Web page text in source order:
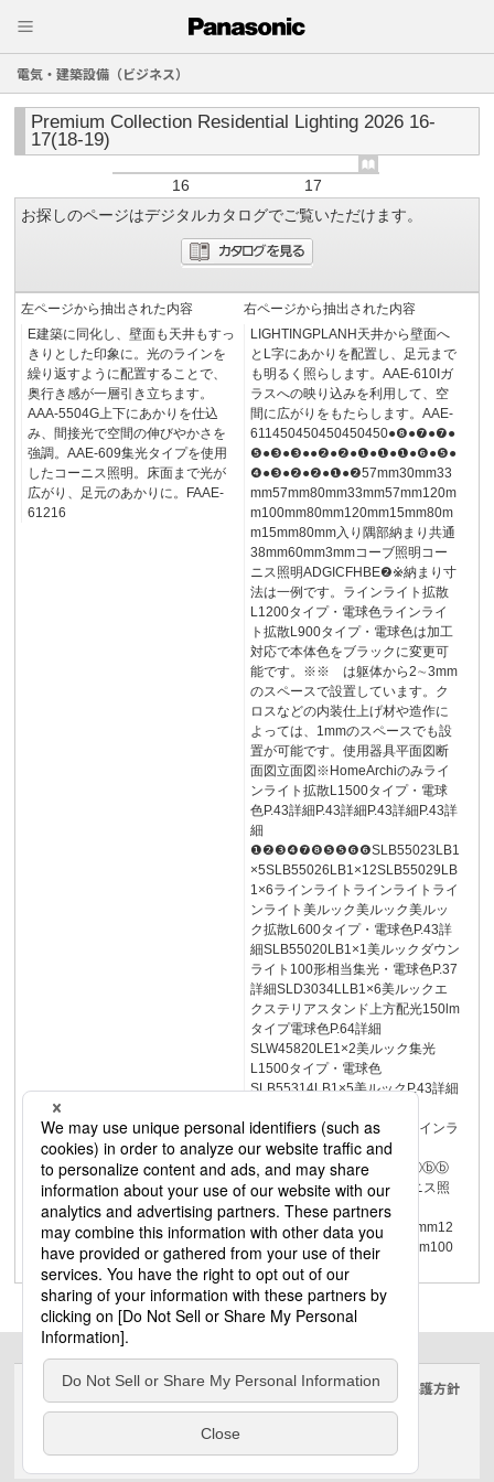
電気・建築設備（ビジネス）
Premium Collection Residential Lighting 2026 16-
17(18-19)
16
17
お探しのページはデジタルカタログでご覧いただけます。
左ページから抽出された内容
E建築に同化し、壁面も天井もすっ
きりとした印象に。光のラインを
繰り返すように配置することで、
奥行き感が一層引き立ちます。
AAA-5504G上下にあかりを仕込
み、間接光で空間の伸びやかさを
強調。AAE-609集光タイプを使用
したコーニス照明。床面まで光が
広がり、足元のあかりに。FAAE-
61216
右ページから抽出された内容
LIGHTINGPLANH天井から壁面へ
とL字にあかりを配置し、足元まで
も明るく照らします。AAE-610Iガ
ラスへの映り込みを利用して、空
間に広がりをもたらします。AAE-
611450450450450450●❽●❼●❼●
❺●❸●❸●●❷●❷●❶●❶●❶●❻●❺●
❹●❸●❷●❷●❶●❷57mm30mm33
mm57mm80mm33mm57mm120m
m100mm80mm120mm15mm80m
m15mm80mm入り隅部納まり共通
38mm60mm3mmコーブ照明コー
ニス照明ADGICFHBE❷※納まり寸
法は一例です。ラインライト拡散
L1200タイプ・電球色ラインライ
ト拡散L900タイプ・電球色は加工
対応で本体色をブラックに変更可
能です。※※ は躯体から2∼3mm
のスペースで設置しています。ク
ロスなどの内装仕上げ材や造作に
よっては、1mmのスペースでも設
置が可能です。使用器具平面図断
面図立面図※HomeArchiのみライ
ンライト拡散L1500タイプ・電球
色P.43詳細P.43詳細P.43詳細P.43詳
細
❶❷❸❹❼❽❺❺❻❻SLB55023LB1
×5SLB55026LB1×12SLB55029LB
1×6ラインライトラインライトライ
ンライト美ルック美ルック美ルッ
ク拡散L600タイプ・電球色P.43詳
細SLB55020LB1×1美ルックダウン
ライト100形相当集光・電球色P.37
詳細SLD3034LLB1×6美ルックエ
クステリアスタンド上方配光150lm
タイプ電球色P.64詳細
SLW45820LE1×2美ルック集光
L1500タイプ・電球色
SLB55314LB1×5美ルックP.43詳細
SLB55311LB1×1美ルックラインラ
イト納まり図
ⓐⓒⓒⓒⓓⓔⓓⓔⓒⓑⓑⓐⓔⓑⓑ
ⓐ80mm120mm57mmコーニス照
明コーブ照明
33mm30mm57mm33mm80mm12
0mm80mm80mm15mm15mm100
mm57mm17
サイトのご利用にあたって クッキーポリシー 個人情報保護方針
電気・建築設備（ビジネス）
© Panasonic Electric Works Co., Ltd.